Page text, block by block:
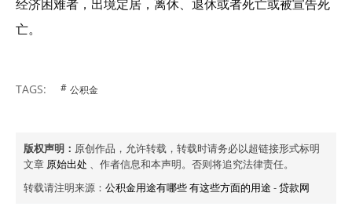
经济困难者，出境定居，离休、退休或者死亡或被宣告死
亡。
TAGS: 公积金
版权声明： 原创作品，允许转载，转载时请务必以超链接形式标明
文章 原始出处 、作者信息和本声明。否则将追究法律责任。
转载请注明来源： 公积金用途有哪些 有这些方面的用途 -贷款网